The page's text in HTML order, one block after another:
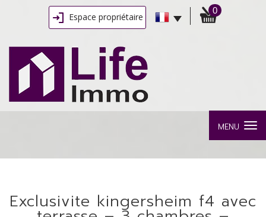
Espace propriétaire
0
MENU
exclusivite kingersheim f4 avec